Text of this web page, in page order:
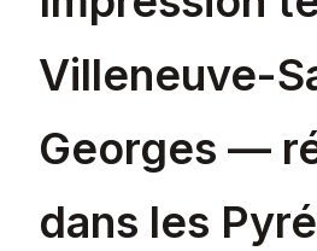
Villeneuve-
Georges —
dans les